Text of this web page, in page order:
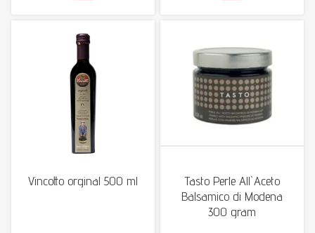
Vincotto orginal 500 ml
Tasto Perle All`Aceto
Balsamico di Modena
300 gram